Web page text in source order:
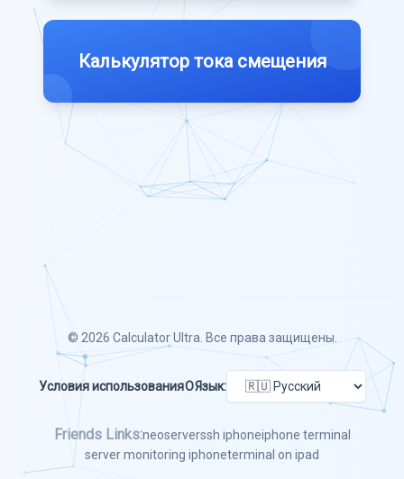
Калькулятор тока смещения
© 2026 Calculator Ultra . Все права защищены.
Условия использованияОЯзык:
Friends Links:neoserverssh iphoneiphone terminal
server monitoring iphoneterminal on ipad